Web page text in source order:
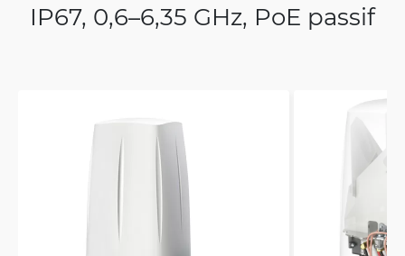
IP67, 0,6–6,35 GHz, PoE passif